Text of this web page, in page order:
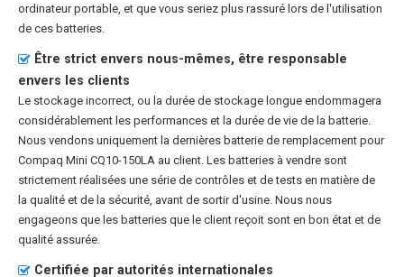
ordinateur portable, et que vous seriez plus rassuré lors de l'utilisation
de ces batteries.
Être strict envers nous-mêmes, être responsable
envers les clients
Le stockage incorrect, ou la durée de stockage longue endommagera
considérablement les performances et la durée de vie de la batterie.
Nous vendons uniquement la dernières batterie de remplacement pour
Compaq Mini CQ10-150LA au client. Les batteries à vendre sont
strictement réalisées une série de contrôles et de tests en matière de
la qualité et de la sécurité, avant de sortir d'usine. Nous nous
engageons que les batteries que le client reçoit sont en bon état et de
qualité assurée.
Certifiée par autorités internationales